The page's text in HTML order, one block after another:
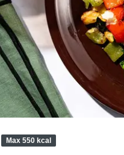
Max 550 kcal